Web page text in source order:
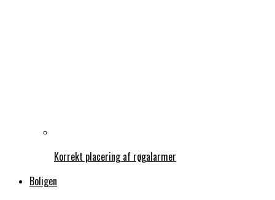
Korrekt placering af røgalarmer
Boligen